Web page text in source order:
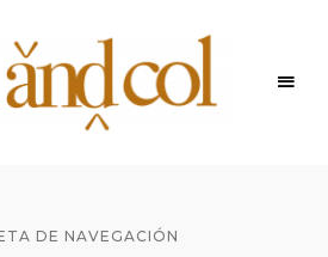
DE NAVEGACIÓN